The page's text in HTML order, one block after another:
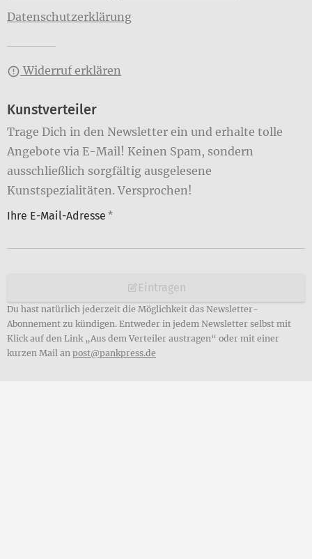
Datenschutzerklärung
Widerruf erklären
Kunstverteiler
Trage Dich in den Newsletter ein und erhalte tolle
Angebote via E-Mail! Keinen Spam, sondern
ausschließlich sorgfältig ausgelesene
Kunstspezialitäten. Versprochen!
Ihre E-Mail-Adresse *
Eintragen
Du hast natürlich jederzeit die Möglichkeit das Newsletter-
Abonnement zu kündigen. Entweder in jedem Newsletter selbst mit
Klick auf den Link „Aus dem Verteiler austragen“ oder mit einer
kurzen Mail an post@pankpress.de